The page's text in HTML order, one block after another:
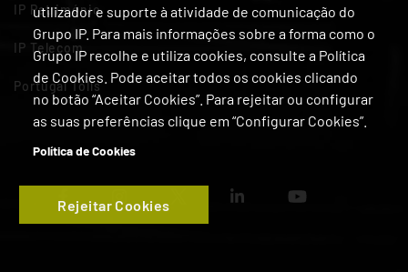
utilizador e suporte à atividade de comunicação do
Grupo IP. Para mais informações sobre a forma como o
Grupo IP recolhe e utiliza cookies, consulte a Política
de Cookies. Pode aceitar todos os cookies clicando
no botão “Aceitar Cookies”. Para rejeitar ou configurar
as suas preferências clique em “Configurar Cookies”.
Política de Cookies
Rejeitar Cookies
IP Património
IP Telecom
Portugal Tolls